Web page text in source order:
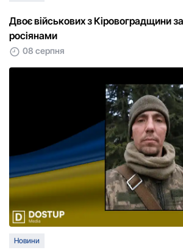
Двоє військових з Кіровоградщини
росіянами
08 серпня
Новини